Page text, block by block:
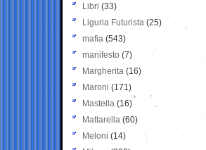
Libri (33)
Liguria Futurista (25)
mafia (543)
manifesto (7)
Margherita (16)
Maroni (171)
Mastella (16)
Mattarella (60)
Meloni (14)